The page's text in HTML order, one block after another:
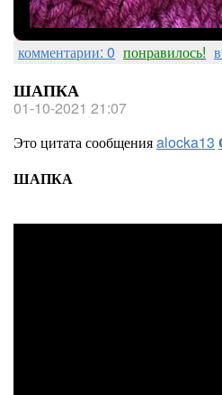
комментарии: 0 понравилось!
ШАПКА
01-10-2021 21:07
Это цитата сообщенияalocka13
ШАПКА